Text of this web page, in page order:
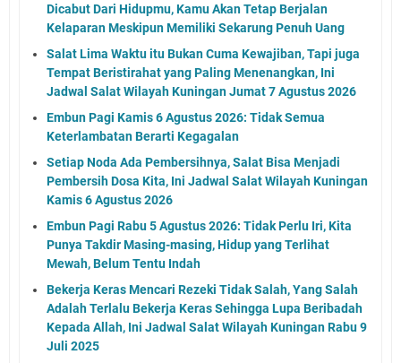
Dicabut Dari Hidupmu, Kamu Akan Tetap Berjalan
Kelaparan Meskipun Memiliki Sekarung Penuh Uang
Salat Lima Waktu itu Bukan Cuma Kewajiban, Tapi juga
Tempat Beristirahat yang Paling Menenangkan, Ini
Jadwal Salat Wilayah Kuningan Jumat 7 Agustus 2026
Embun Pagi Kamis 6 Agustus 2026: Tidak Semua
Keterlambatan Berarti Kegagalan
Setiap Noda Ada Pembersihnya, Salat Bisa Menjadi
Pembersih Dosa Kita, Ini Jadwal Salat Wilayah Kuningan
Kamis 6 Agustus 2026
Embun Pagi Rabu 5 Agustus 2026: Tidak Perlu Iri, Kita
Punya Takdir Masing-masing, Hidup yang Terlihat
Mewah, Belum Tentu Indah
Bekerja Keras Mencari Rezeki Tidak Salah, Yang Salah
Adalah Terlalu Bekerja Keras Sehingga Lupa Beribadah
Kepada Allah, Ini Jadwal Salat Wilayah Kuningan Rabu 9
Juli 2025